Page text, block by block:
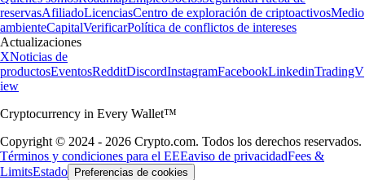
reservasAfiliadoLicenciasCentro de exploración de criptoactivosMedio
ambienteCapitalVerificarPolítica de conflictos de intereses
Actualizaciones
XNoticias de
productosEventosRedditDiscordInstagramFacebookLinkedinTradingV
iew
Cryptocurrency in Every Wallet™
Copyright © 2024 - 2026 Crypto.com. Todos los derechos reservados.
Términos y condiciones para el EEEaviso de privacidadFees &
LimitsEstado Preferencias de cookies